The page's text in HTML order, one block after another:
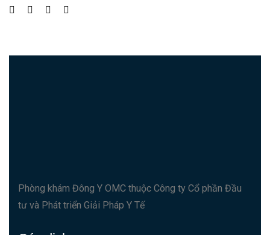
Phòng khám Đông Y OMC thuộc Công ty Cổ phần Đầu
tư và Phát triển Giải Pháp Y Tế